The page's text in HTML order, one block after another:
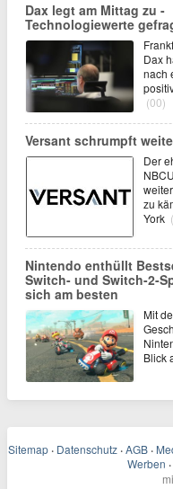
Dax legt am Mittag zu -
Technologiewerte
Dax
nach
(00)
Versant schrumpft
Der
zu
York
Nintendo enthüllt
Switch- und Switch-2-
sich am besten
Mit
Blick
Sitemap · Datenschutz · AGB ·
Werben ·